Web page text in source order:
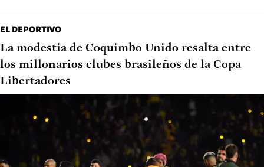
EL DEPORTIVO
La modestia de Coquimbo Unido resalta entre
los millonarios clubes brasileños de la Copa
Libertadores